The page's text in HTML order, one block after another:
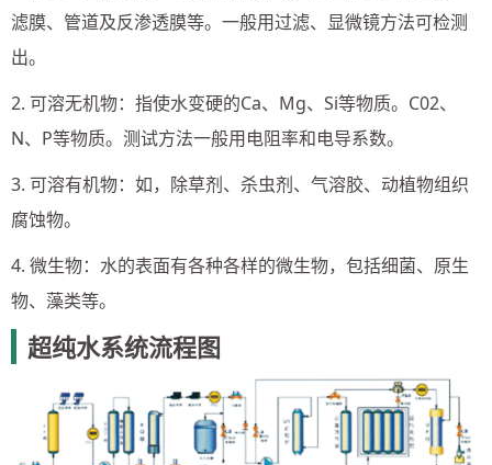
滤膜、管道及反渗透膜等。一般用过滤、显微镜方法可检测
出。
2. 可溶无机物：指使水变硬的Ca、Mg、Si等物质。C02、
N、P等物质。测试方法一般用电阻率和电导系数。
3. 可溶有机物：如，除草剂、杀虫剂、气溶胶、动植物组织
腐蚀物。
4. 微生物：水的表面有各种各样的微生物，包括细菌、原生
物、藻类等。
超纯水系统流程图